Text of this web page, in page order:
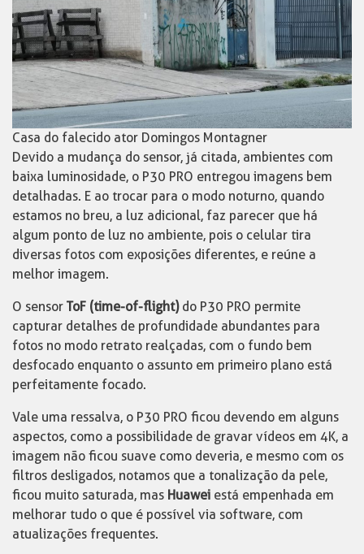
Casa do falecido ator Domingos Montagner
Devido a mudança do sensor, já citada, ambientes com
baixa luminosidade, o P30 PRO entregou imagens bem
detalhadas. E ao trocar para o modo noturno, quando
estamos no breu, a luz adicional, faz parecer que há
algum ponto de luz no ambiente, pois o celular tira
diversas fotos com exposições diferentes, e reúne a
melhor imagem.
O sensor ToF (time-of-flight)do P30 PRO permite
capturar detalhes de profundidade abundantes para
fotos no modo retrato realçadas, com o fundo bem
desfocado enquanto o assunto em primeiro plano está
perfeitamente focado.
Vale uma ressalva, o P30 PRO ficou devendo em alguns
aspectos, como a possibilidade de gravar vídeos em 4K, a
imagem não ficou suave como deveria, e mesmo com os
filtros desligados, notamos que a tonalização da pele,
ficou muito saturada, mas Huawei está empenhada em
melhorar tudo o que é possível via software, com
atualizações frequentes.